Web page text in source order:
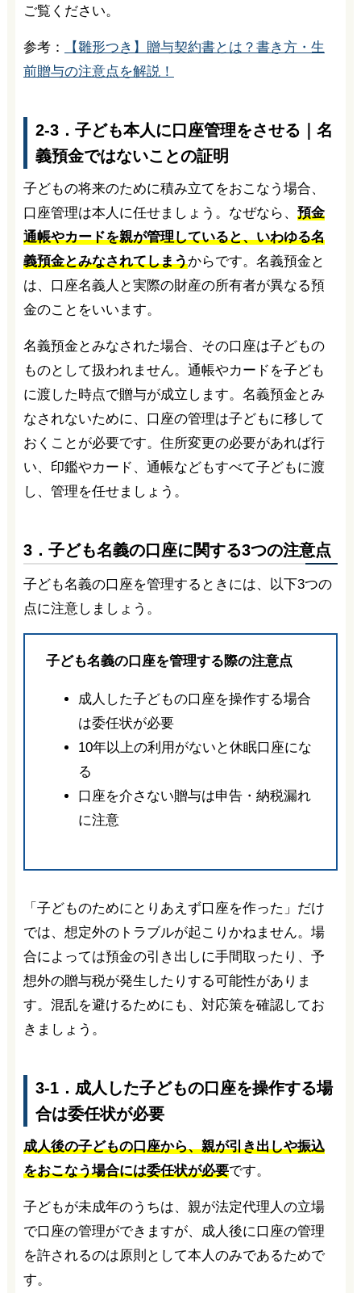
ご覧ください。
参考：
【雛形つき】贈与契約書とは？書き方・生
前贈与の注意点を解説！
2-3．子ども本人に口座管理をさせる｜名
義預金ではないことの証明
子どもの将来のために積み立てをおこなう場合、
口座管理は本人に任せましょう。なぜなら、 預金
通帳やカードを親が管理していると、いわゆる名
義預金とみなされてしまうからです。名義預金と
は、口座名義人と実際の財産の所有者が異なる預
金のことをいいます。
名義預金とみなされた場合、その口座は子どもの
ものとして扱われません。通帳やカードを子ども
に渡した時点で贈与が成立します。名義預金とみ
なされないために、口座の管理は子どもに移して
おくことが必要です。住所変更の必要があれば行
い、印鑑やカード、通帳などもすべて子どもに渡
し、管理を任せましょう。
3．子ども名義の口座に関する3つの注意点
子ども名義の口座を管理するときには、以下3つの
点に注意しましょう。
子ども名義の口座を管理する際の注意点
成人した子どもの口座を操作する場合
は委任状が必要
10年以上の利用がないと休眠口座にな
る
口座を介さない贈与は申告・納税漏れ
に注意
「子どものためにとりあえず口座を作った」だけ
では、想定外のトラブルが起こりかねません。場
合によっては預金の引き出しに手間取ったり、予
想外の贈与税が発生したりする可能性がありま
す。混乱を避けるためにも、対応策を確認してお
きましょう。
3-1．成人した子どもの口座を操作する場
合は委任状が必要
成人後の子どもの口座から、親が引き出しや振込
をおこなう場合には委任状が必要です。
子どもが未成年のうちは、親が法定代理人の立場
で口座の管理ができますが、成人後に口座の管理
を許されるのは原則として本人のみであるためで
す。